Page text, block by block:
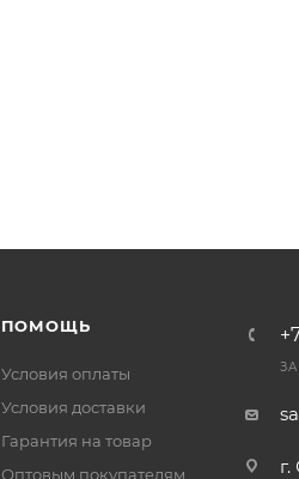
ПОМОЩЬ
Условия оплаты
Условия доставки
Гарантия на товар
Оптовым покупателям